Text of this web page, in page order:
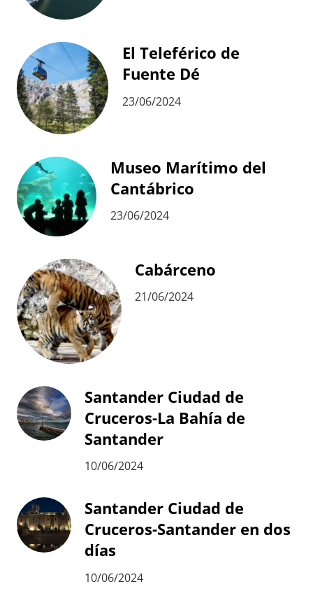
El Teleférico de
Fuente Dé
23/06/2024
Museo Marítimo del
Cantábrico
23/06/2024
Cabárceno
21/06/2024
Santander Ciudad de
Cruceros-La Bahía de
Santander
10/06/2024
Santander Ciudad de
Cruceros-Santander en dos
días
10/06/2024